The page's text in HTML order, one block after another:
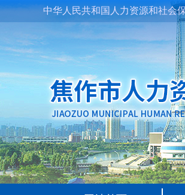
中华人民共和国人力资源和社会